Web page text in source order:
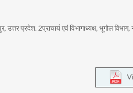
प्रदेश. 2प्राचार्य एवं विभागाध्यक्ष, भूगोल